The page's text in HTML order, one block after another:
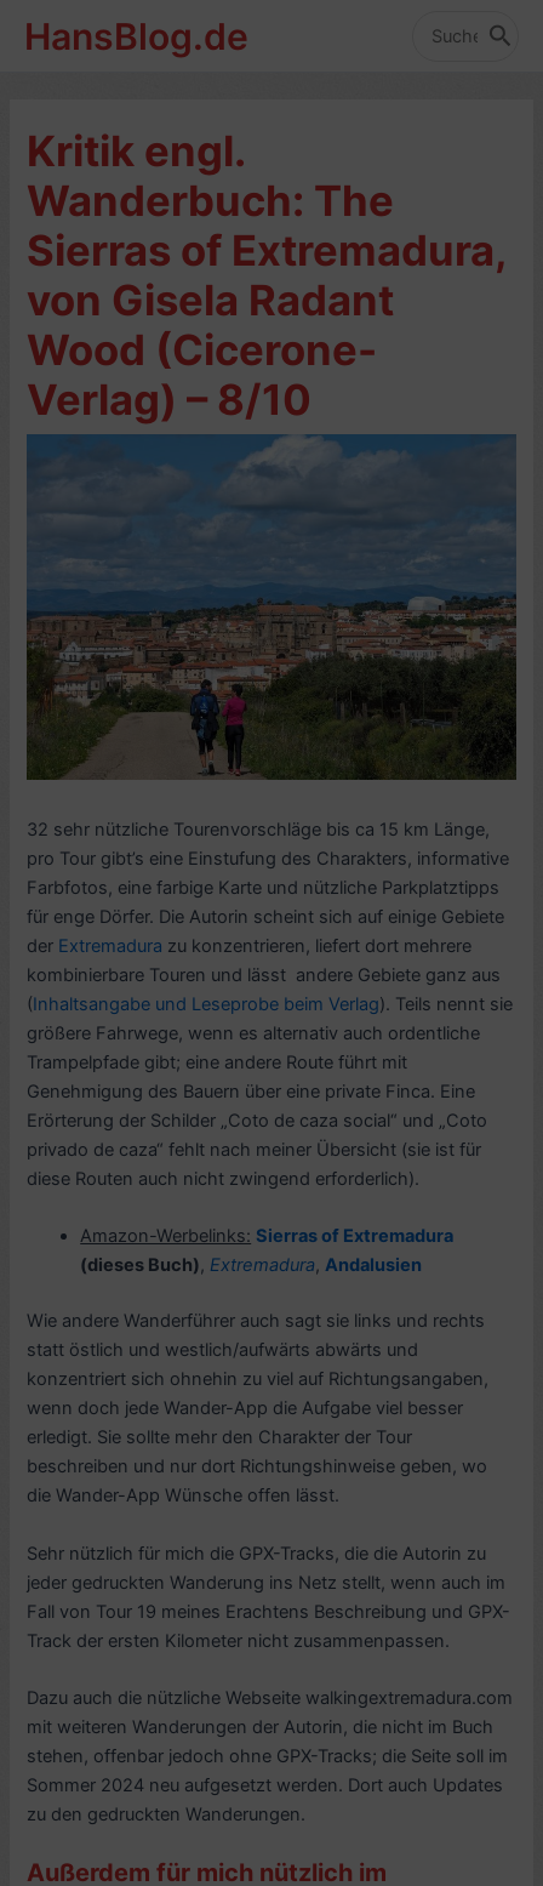
InhaltHansBlog.de
Search
Kritik engl.
Wanderbuch: The
Sierras of Extremadura,
von Gisela Radant
Wood (Cicerone-
Verlag) – 8/10
32 sehr nützliche Tourenvorschläge bis ca 15 km Länge,
pro Tour gibt’s eine Einstufung des Charakters, informative
Farbfotos, eine farbige Karte und nützliche Parkplatztipps
für enge Dörfer. Die Autorin scheint sich auf einige Gebiete
der Extremadura zu konzentrieren, liefert dort mehrere
kombinierbare Touren und lässt andere Gebiete ganz aus
(Inhaltsangabe und Leseprobe beim Verlag). Teils nennt sie
größere Fahrwege, wenn es alternativ auch ordentliche
Trampelpfade gibt; eine andere Route führt mit
Genehmigung des Bauern über eine private Finca. Eine
Erörterung der Schilder „Coto de caza social“ und „Coto
privado de caza“ fehlt nach meiner Übersicht (sie ist für
diese Routen auch nicht zwingend erforderlich).
Amazon-Werbelinks: Sierras of Extremadura
(dieses Buch), Extremadura,Andalusien
Wie andere Wanderführer auch sagt sie links und rechts
statt östlich und westlich/aufwärts abwärts und
konzentriert sich ohnehin zu viel auf Richtungsangaben,
wenn doch jede Wander-App die Aufgabe viel besser
erledigt. Sie sollte mehr den Charakter der Tour
beschreiben und nur dort Richtungshinweise geben, wo
die Wander-App Wünsche offen lässt.
Sehr nützlich für mich die GPX-Tracks, die die Autorin zu
jeder gedruckten Wanderung ins Netz stellt, wenn auch im
Fall von Tour 19 meines Erachtens Beschreibung und GPX-
Track der ersten Kilometer nicht zusammenpassen.
Dazu auch die nützliche Webseite walkingextremadura.com
mit weiteren Wanderungen der Autorin, die nicht im Buch
stehen, offenbar jedoch ohne GPX-Tracks; die Seite soll im
Sommer 2024 neu aufgesetzt werden. Dort auch Updates
zu den gedruckten Wanderungen.
Außerdem für mich nützlich im